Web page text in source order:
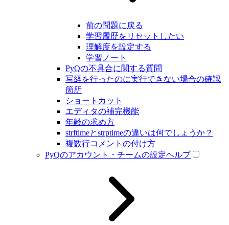
前の問題に戻る
学習履歴をリセットしたい
理解度を設定する
学習ノート
PyQの不具合に関する質問
写経を行ったのに実行できない場合の確認
箇所
ショートカット
エディタの補完機能
年齢の求め方
strftimeとstrptimeの違いは何でしょうか？
複数行コメントの付け方
PyQのアカウント・チームの設定ヘルプ